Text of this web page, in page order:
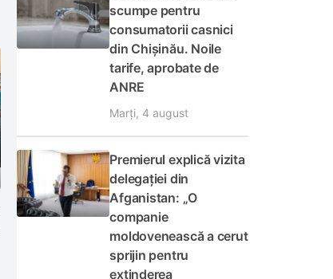
scumpe pentru
consumatorii casnici
din Chișinău. Noile
tarife, aprobate de
ANRE
Marți, 4 august
Premierul explică vizita
delegației din
Afganistan: „O
companie
moldovenească a cerut
sprijin pentru
extinderea